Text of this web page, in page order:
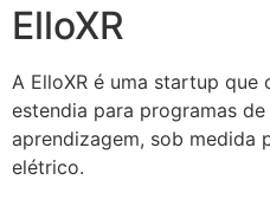
ElloXR
A ElloXR é uma startup
estendia para programas
aprendizagem, sob medida
elétrico.